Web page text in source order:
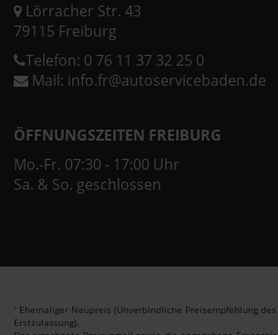
Lörracher Str. 43
79115 Freiburg
Telefon: 0 76 11 37 32 25 0
Mail: info.fr@autoservicebaden.de
ÖFFNUNGSZEITEN FREIBURG
Mo.-Fr. 07:30 - 17:00 Uhr
Sa. & So. geschlossen
1 Ehemaliger Neupreis (Unverbindliche Preisempfehlung
Erstzulassung).